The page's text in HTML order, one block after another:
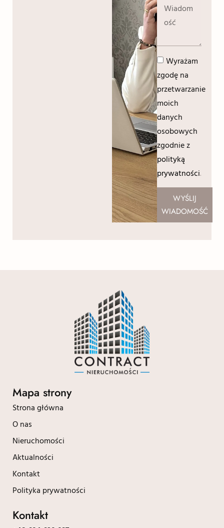
Wyrażam
zgodę na
przetwarzanie
moich
danych
osobowych
zgodnie z
polityką
prywatności.
WYŚLIJ
WIADOMOŚĆ
Mapa strony
Strona główna
O nas
Nieruchomości
Aktualności
Kontakt
Polityka prywatności
Kontakt